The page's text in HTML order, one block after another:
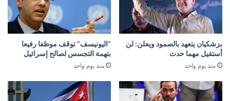
بزشكيان يتعهد بالصمود ويعلن: لن
أستقيل مهما حدث
منذ يوم واحد
“اليونيسف” توقف موظفا رفيعا
بتهمة التجسس لصالح إسرائيل
منذ يوم واحد